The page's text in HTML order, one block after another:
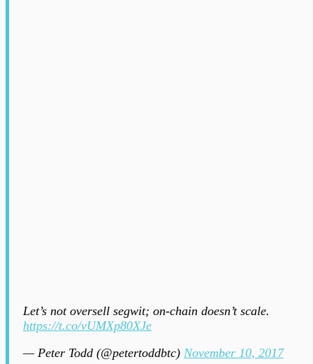
Let’s not oversell segwit; on-chain doesn’t scale.
https://t.co/vUMXp80XJe
— Peter Todd (@petertoddbtc) November 10, 2017